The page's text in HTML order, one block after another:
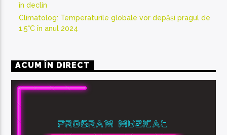
în declin
Climatolog: Temperaturile globale vor depăși pragul de
1,5°C în anul 2024
ACUM ÎN DIRECT